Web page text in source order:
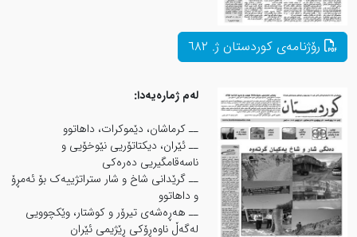
لەم ژمارەیەدا:
ــ كرماشان، دێموكرات، داهاتوو
ــ ئێران، دیكتاتۆریی نێوخۆیی و
ناسەقامگیریی دەرەكی
ــ گرێدانی شاخ و شار ستراتژییەک بۆ ئەمڕۆ
و داهاتوو
ــ هەڕەشەی تیرۆر و کوشتار، وێکچوویی
لەگەڵ ناوەڕۆکی ڕێژیمی ئێران